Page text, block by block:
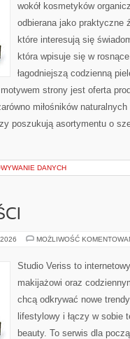
wokół kosmetyków
odbierana jako praktyczne
które interesują się
która wpisuje się w
łagodniejszą codzienną
strony jest oferta
miłośników
poszukują asortymentu o
DANYCH
MOŻLIWOŚĆ
Studio Veriss to
makijażowi oraz
chcą odkrywać nowe
lifestylowy i łączy w sobie
beauty. To serwis dla